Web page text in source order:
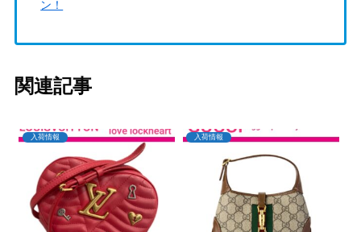
ン！
関連記事
入荷情報 入荷情報